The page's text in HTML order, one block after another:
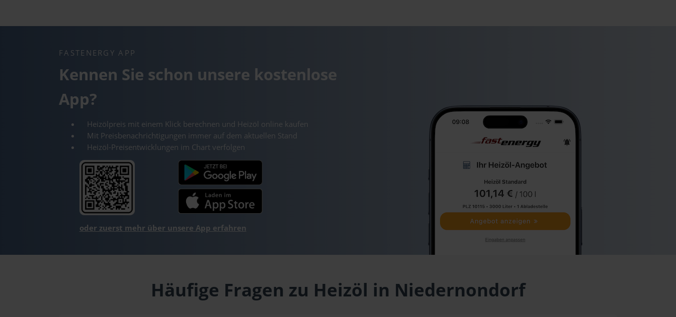
FASTENERGY APP
Kennen Sie schon unsere kostenlose
App?
Heizölpreis mit einem Klick berechnen und Heizöl online kaufen
Mit Preisbenachrichtigungen immer auf dem aktuellen Stand
Heizöl-Preisentwicklungen im Chart verfolgen
oder zuerst mehr über unsere App erfahren
Häufige Fragen zu Heizöl in Niedernondorf